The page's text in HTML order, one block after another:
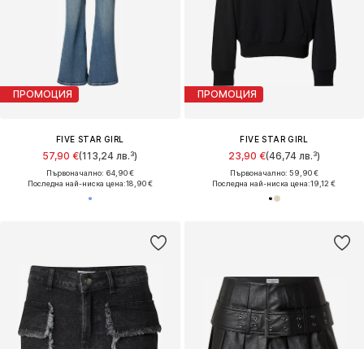
ПРОМОЦИЯ
FIVE STAR GIRL
57,90 €(113,24 лв.³)
Първоначално: 64,90 €
Последна най-ниска цена:18,90 €
ПРОМОЦИЯ
FIVE STAR GIRL
23,90 €(46,74 лв.³)
Първоначално: 59,90 €
Последна най-ниска цена:19,12 €